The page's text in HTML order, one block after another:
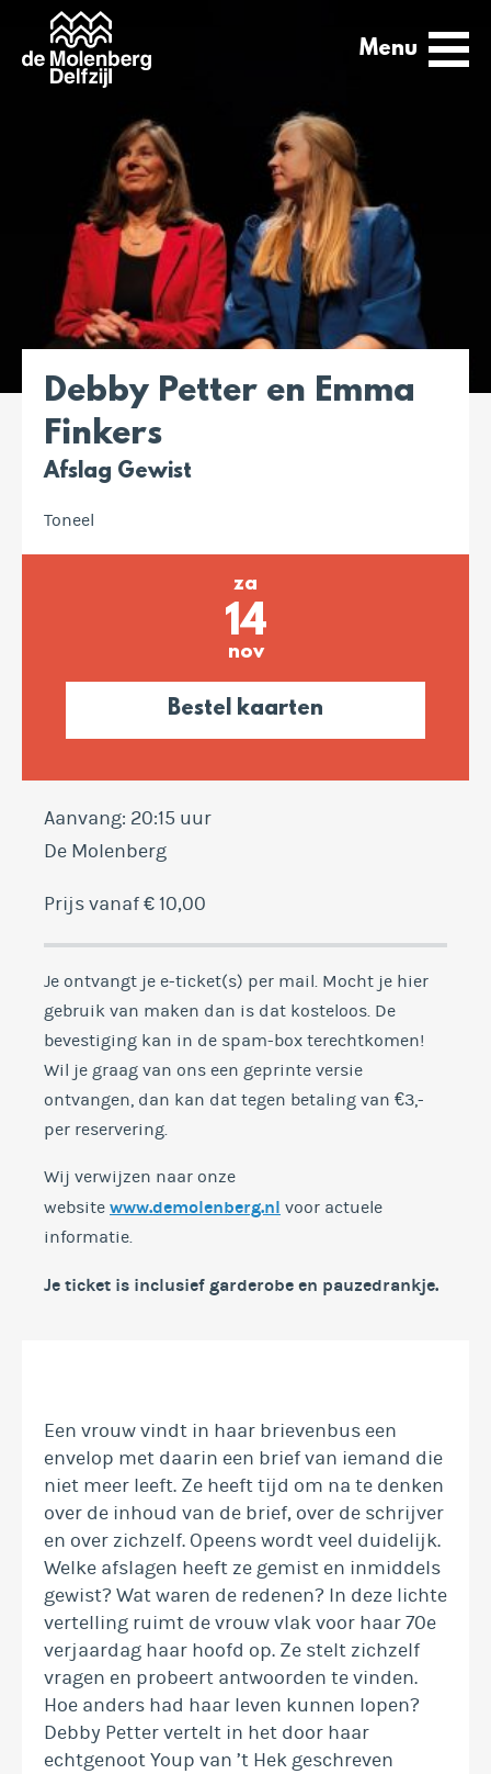
Menu
Debby Petter en Emma
Finkers
Afslag Gewist
Toneel
Een vrouw vindt in haar brievenbus een
envelop met daarin een brief van iemand die
niet meer leeft. Ze heeft tijd om na te denken
over de inhoud van de brief, over de schrijver
en over zichzelf. Opeens wordt veel duidelijk.
Welke afslagen heeft ze gemist en inmiddels
gewist? Wat waren de redenen? In deze lichte
vertelling ruimt de vrouw vlak voor haar 70e
verjaardag haar hoofd op. Ze stelt zichzelf
vragen en probeert antwoorden te vinden.
Hoe anders had haar leven kunnen lopen?
Debby Petter vertelt in het door haar
echtgenoot Youp van ’t Hek geschreven
za
14
nov
Bestel kaarten
Aanvang: 20:15 uur
De Molenberg
Prijs vanaf € 10,00
Je ontvangt je e-ticket(s) per mail. Mocht je hier
gebruik van maken dan is dat kosteloos. De
bevestiging kan in de spam-box terechtkomen!
Wil je graag van ons een geprinte versie
ontvangen, dan kan dat tegen betaling van €3,-
per reservering.
Wij verwijzen naar onze
website www.demolenberg.nl voor actuele
informatie.
Je ticket is inclusief garderobe en pauzedrankje.